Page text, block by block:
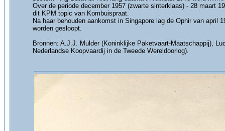
Over de periode december 1957 (zwarte sinterklaas) - 28 maart
dit KPM topic van Kombuispraat.
Na haar behouden aankomst in Singapore lag de Ophir van april
worden gesloopt.
Bronnen: A.J.J. Mulder (Koninklijke Paketvaart-Maatschappij),
Nederlandse Koopvaardij in de Tweede Wereldoorlog).